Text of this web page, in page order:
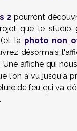
2 pourront
que le studio
(et la photo non
désormais
affiche qui
l'on a vu jusqu'à
de feu qui va